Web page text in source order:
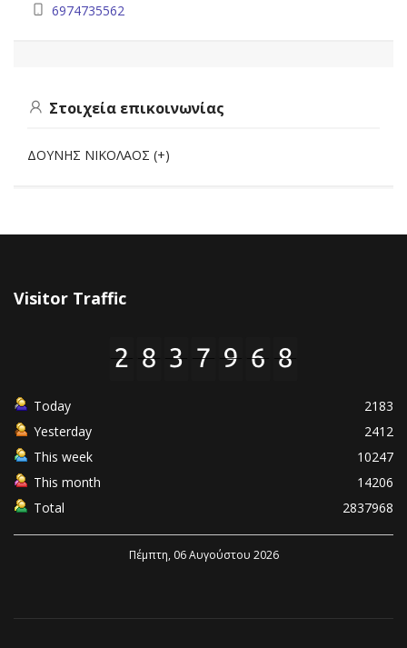
6974735562
Στοιχεία επικοινωνίας
ΔΟΥΝΗΣ ΝΙΚΟΛΑΟΣ (+)
Visitor Traffic
Today
2183
Yesterday
2412
This week
10247
This month
14206
Total
2837968
Πέμπτη, 06 Αυγούστου 2026